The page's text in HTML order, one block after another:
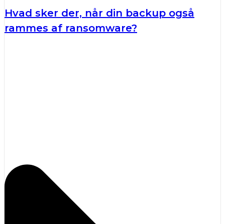
Hvad sker der, når din backup også
rammes af ransomware?